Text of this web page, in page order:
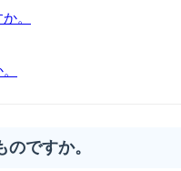
。
ですか。